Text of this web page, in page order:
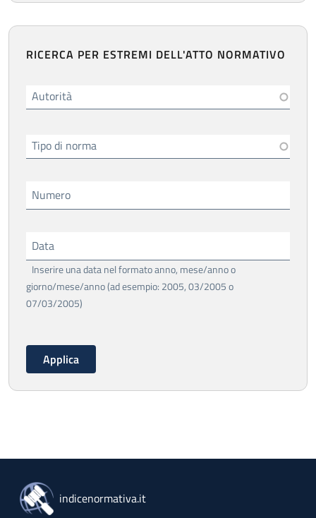
RICERCA PER ESTREMI DELL'ATTO NORMATIVO
Autorità
Tipo di norma
Numero
Data
Inserire una data nel formato anno, mese/anno o
giorno/mese/anno (ad esempio: 2005, 03/2005 o
07/03/2005)
indicenormativa.it